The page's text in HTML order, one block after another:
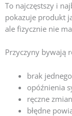
To najczęstszy i
pokazuje produkt
ale fizycznie nie
Przyczyny bywają
brak
opóźnienia
ręczne
błędne